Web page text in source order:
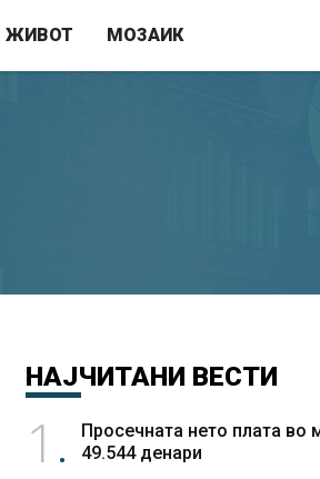
ЖИВОТ МОЗАИК
НАЈЧИТАНИ ВЕСТИ
1
Просечната нето плата во
49.544 денари